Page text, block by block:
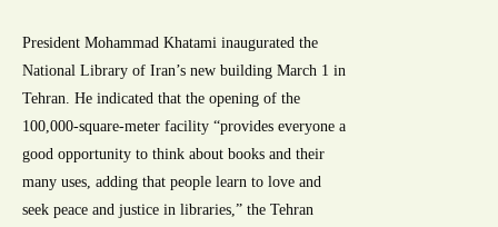
President Mohammad Khatami inaugurated the
National Library of Iran’s new building March 1 in
Tehran. He indicated that the opening of the
100,000-square-meter facility “provides everyone a
good opportunity to think about books and their
many uses, adding that people learn to love and
seek peace and justice in libraries,” the Tehran